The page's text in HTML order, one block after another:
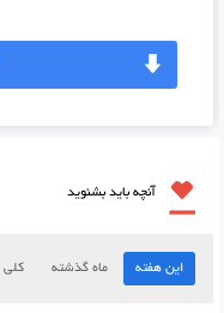
آنچه باید بشنوید
این هفته ماه گذشته کلی